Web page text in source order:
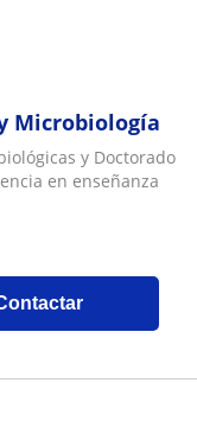
Microbiología
y Doctorado
en enseñanza